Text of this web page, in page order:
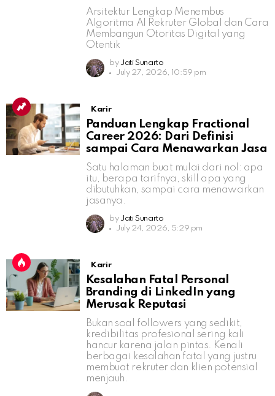
Arsitektur Lengkap Menembus
Algoritma AI Rekruter Global dan Cara
Membangun Otoritas Digital yang
Otentik
by Jati Sunarto
July 27, 2026, 10:59 pm
Karir
Panduan Lengkap Fractional
Career 2026: Dari Definisi
sampai Cara Menawarkan Jasa
Satu halaman buat mulai dari nol: apa
itu, berapa tarifnya, skill apa yang
dibutuhkan, sampai cara menawarkan
jasanya.
by Jati Sunarto
July 24, 2026, 5:29 pm
Karir
Kesalahan Fatal Personal
Branding di LinkedIn yang
Merusak Reputasi
Bukan soal followers yang sedikit,
kredibilitas profesional sering kali
hancur karena jalan pintas. Kenali
berbagai kesalahan fatal yang justru
membuat rekruter dan klien potensial
menjauh.